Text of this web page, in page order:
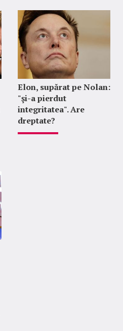
Elon, supărat pe Nolan:
"şi-a pierdut
integritatea". Are
dreptate?